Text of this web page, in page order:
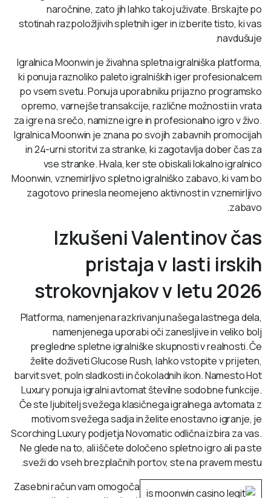
naročnine, zato jih lahko takoj uživate. Brskajte po
stotinah razpoložljivih spletnih iger in izberite tisto, ki vas
navdušuje.
Igralnica Moonwin je živahna spletna igralniška platforma,
ki ponuja raznoliko paleto igralniških iger profesionalcem
po vsem svetu. Ponuja uporabniku prijazno programsko
opremo, varnejše transakcije, različne možnosti in vrata
za igre na srečo, namizne igre in profesionalno igro v živo.
Igralnica Moonwin je znana po svojih zabavnih promocijah
in 24-urni storitvi za stranke, ki zagotavlja dober čas za
vse stranke. Hvala, ker ste obiskali lokalno igralnico
Moonwin, vznemirljivo spletno igralniško zabavo, ki vam bo
zagotovo prinesla neomejeno aktivnost in vznemirljivo
zabavo.
Izkušeni Valentinov čas
pristaja v lasti irskih
strokovnjakov v letu 2026
Platforma, namenjena razkrivanju našega lastnega dela,
namenjenega uporabi oči zanesljive in veliko bolj
pregledne spletne igralniške skupnosti v realnosti. Če
želite doživeti Glucose Rush, lahko vstopite v prijeten,
barvit svet, poln sladkosti in čokoladnih ikon. Namesto Hot
Luxury ponuja igralni avtomat številne sodobne funkcije.
Če ste ljubitelj svežega klasičnega igralnega avtomata z
motivom svežega sadja in želite enostavno igranje, je
Scorching Luxury podjetja Novomatic odlična izbira za vas.
Ne glede na to, ali iščete določeno spletno igro ali pa ste
sveži do vseh brezplačnih portov, ste na pravem mestu.
Zasebni račun vam omogoča